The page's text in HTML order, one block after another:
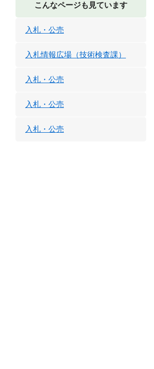
こんなページも見ています
入札・公売
入札情報広場（技術検査課）
入札・公売
入札・公売
入札・公売